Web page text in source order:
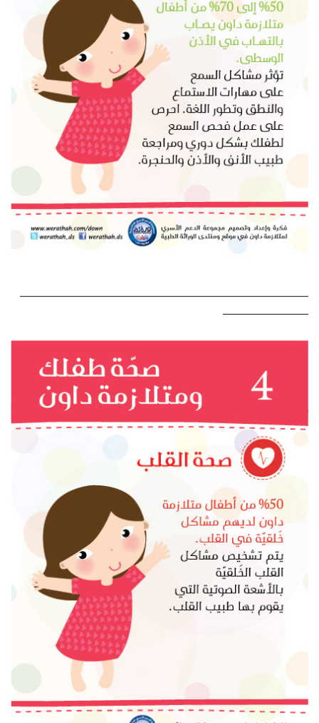
———————————————————————————
————————